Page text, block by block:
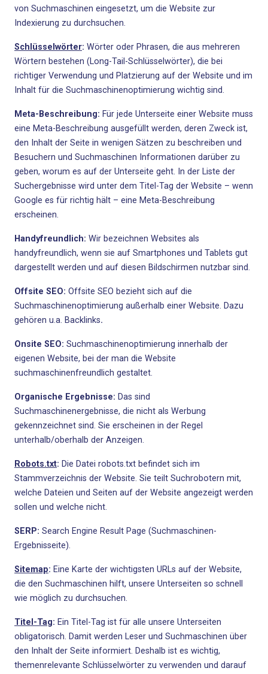
von Suchmaschinen eingesetzt, um die Website zur
Indexierung zu durchsuchen.
Schlüsselwörter: Wörter oder Phrasen, die aus mehreren
Wörtern bestehen (Long-Tail-Schlüsselwörter), die bei
richtiger Verwendung und Platzierung auf der Website und im
Inhalt für die Suchmaschinenoptimierung wichtig sind.
Meta-Beschreibung: Für jede Unterseite einer Website muss
eine Meta-Beschreibung ausgefüllt werden, deren Zweck ist,
den Inhalt der Seite in wenigen Sätzen zu beschreiben und
Besuchern und Suchmaschinen Informationen darüber zu
geben, worum es auf der Unterseite geht. In der Liste der
Suchergebnisse wird unter dem Titel-Tag der Website – wenn
Google es für richtig hält – eine Meta-Beschreibung
erscheinen.
Handyfreundlich: Wir bezeichnen Websites als
handyfreundlich, wenn sie auf Smartphones und Tablets gut
dargestellt werden und auf diesen Bildschirmen nutzbar sind.
Offsite SEO: Offsite SEO bezieht sich auf die
Suchmaschinenoptimierung außerhalb einer Website. Dazu
gehören u.a. Backlinks.
Onsite SEO: Suchmaschinenoptimierung innerhalb der
eigenen Website, bei der man die Website
suchmaschinenfreundlich gestaltet.
Organische Ergebnisse: Das sind
Suchmaschinenergebnisse, die nicht als Werbung
gekennzeichnet sind. Sie erscheinen in der Regel
unterhalb/oberhalb der Anzeigen.
Robots.txt: Die Datei robots.txt befindet sich im
Stammverzeichnis der Website. Sie teilt Suchrobotern mit,
welche Dateien und Seiten auf der Website angezeigt werden
sollen und welche nicht.
SERP: Search Engine Result Page (Suchmaschinen-
Ergebnisseite).
Sitemap: Eine Karte der wichtigsten URLs auf der Website,
die den Suchmaschinen hilft, unsere Unterseiten so schnell
wie möglich zu durchsuchen.
Titel-Tag: Ein Titel-Tag ist für alle unsere Unterseiten
obligatorisch. Damit werden Leser und Suchmaschinen über
den Inhalt der Seite informiert. Deshalb ist es wichtig,
themenrelevante Schlüsselwörter zu verwenden und darauf